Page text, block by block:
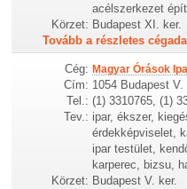
acélszerkezet
Körzet: Budapest XI. ker.
Tovább a részletes
Cég: Magyar Órások
Cím: 1054 Budapest
Tel.: (1) 3310765, (1)
Tev.: ipar, ékszer,
érdekképviselet,
ipar testület,
karperec, bizsu,
Körzet: Budapest V. ker.